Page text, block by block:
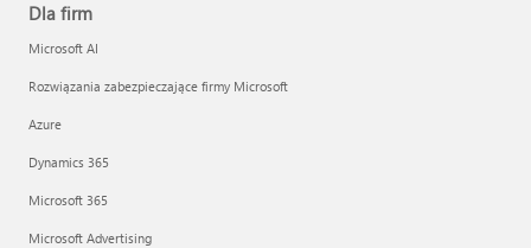
Dla firm
Microsoft AI
Rozwiązania zabezpieczające firmy Microsoft
Azure
Dynamics 365
Microsoft 365
Microsoft Advertising